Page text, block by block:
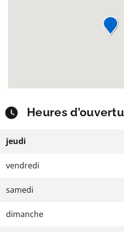
Heures
jeudi
vendredi
samedi
dimanche